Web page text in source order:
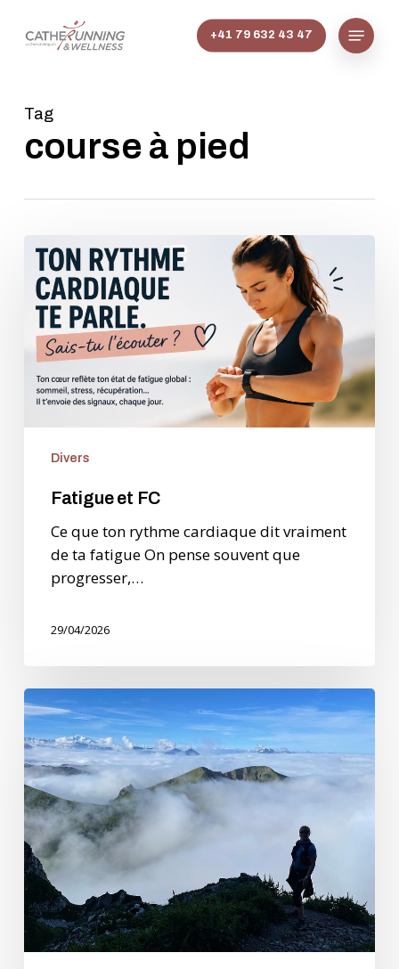
+41 79 632 43 47
Menu
Tag
course à pied
Fatigue
FC
Divers
Fatigue et FC
Ce que ton rythme cardiaque dit vraiment
de ta fatigue On pense souvent que
progresser,…
29/04/2026
Planifier
ses
entrainements
en
fonction
de
ses
objectifs
!